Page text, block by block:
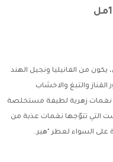
يكون من الفانيليا ونجيل الهند
والتبغ والاخشاب
نغمات زهرية لطيفة مستخلصة
التي تتوّجها نغمات عذبة من
على السواء لعطر "هير..